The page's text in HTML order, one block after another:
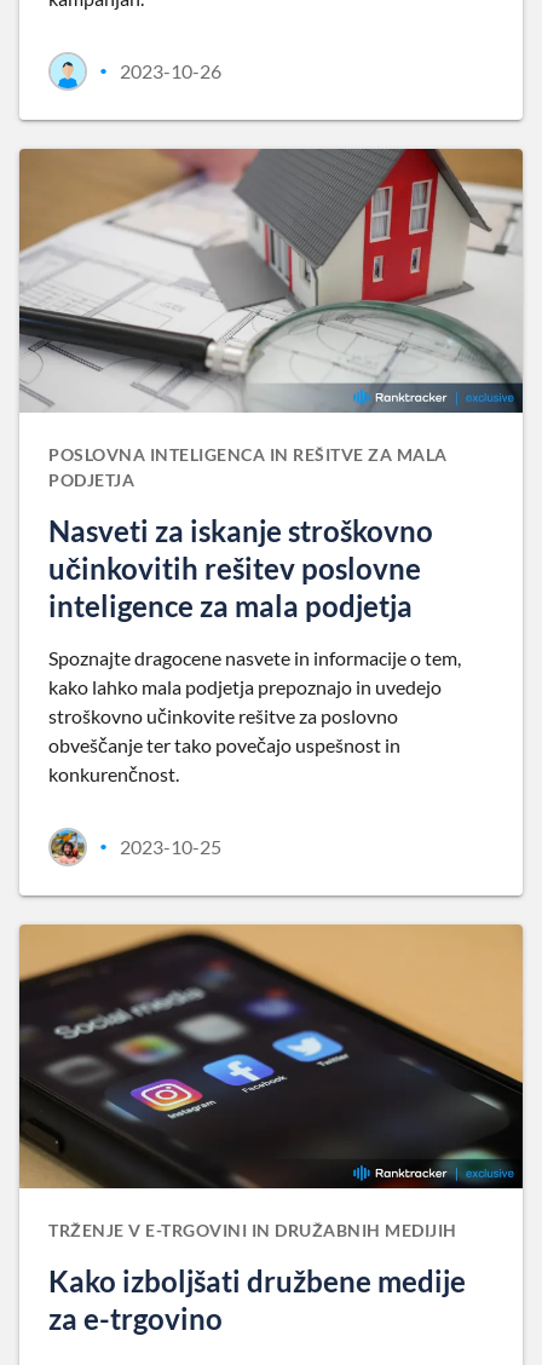
• 2023-10-26
POSLOVNA INTELIGENCA IN REŠITVE ZA MALA
PODJETJA
Nasveti za iskanje stroškovno
učinkovitih rešitev poslovne
inteligence za mala podjetja
Spoznajte dragocene nasvete in informacije o tem,
kako lahko mala podjetja prepoznajo in uvedejo
stroškovno učinkovite rešitve za poslovno
obveščanje ter tako povečajo uspešnost in
konkurenčnost.
• 2023-10-25
TRŽENJE V E-TRGOVINI IN DRUŽABNIH MEDIJIH
Kako izboljšati družbene medije
za e-trgovino